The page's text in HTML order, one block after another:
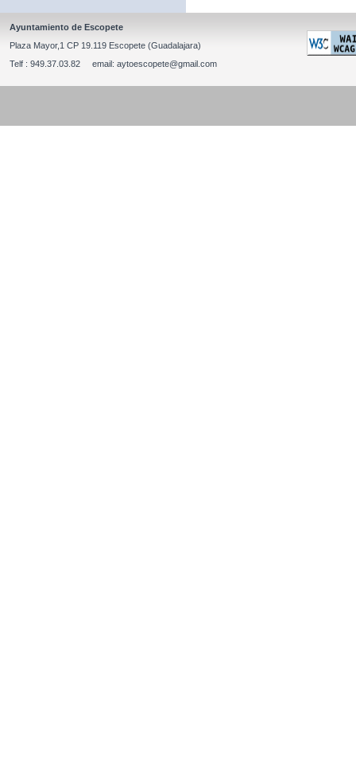
Ayuntamiento de Escopete
Plaza Mayor,1 CP 19.119 Escopete (Guadalajara)
Telf : 949.37.03.82 email: aytoescopete@gmail.com